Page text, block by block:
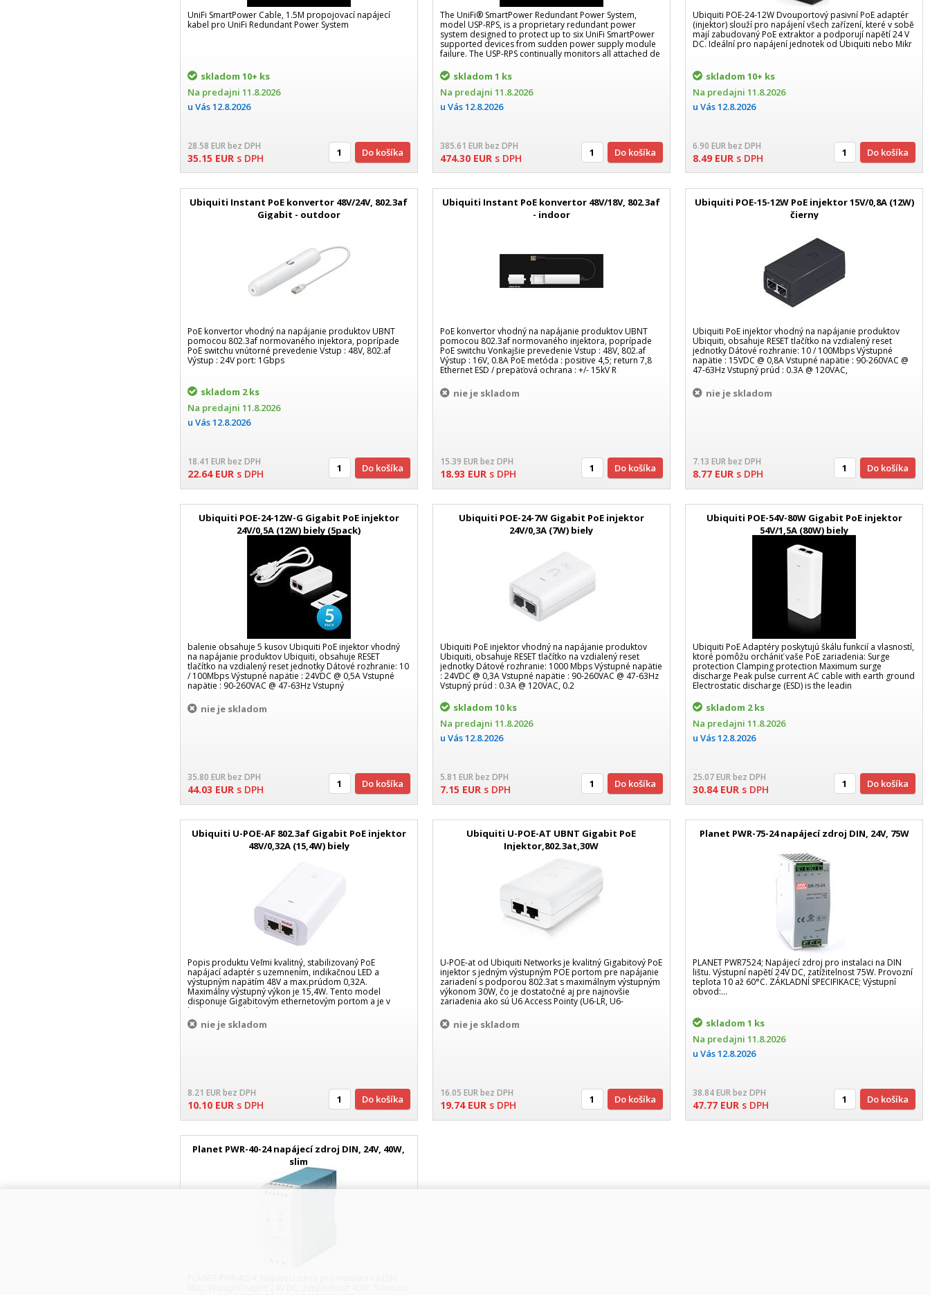
UniFi SmartPower Cable, 1.5M propojovací napájecí
kabel pro UniFi Redundant Power System
skladom 10+ ks
Na predajni 11.8.2026
u Vás12.8.2026
28.58 EURbez DPH
35.15 EUR s DPH Do košíka
The UniFi® SmartPower Redundant Power System,
model USP-RPS, is a proprietary redundant power
system designed to protect up to six UniFi SmartPower
supported devices from sudden power supply module
failure. The USP-RPS continually monitors all attached de
skladom 1 ks
Na predajni 11.8.2026
u Vás12.8.2026
385.61 EURbez DPH
474.30 EUR s DPH Do košíka
Ubiquiti POE-24-12W Dvouportový pasivní PoE adaptér
(injektor) slouží pro napájení všech zařízení, které v sobě
mají zabudovaný PoE extraktor a podporují napětí 24 V
DC. Ideální pro napájení jednotek od Ubiquiti nebo Mikr
skladom 10+ ks
Na predajni 11.8.2026
u Vás12.8.2026
6.90 EURbez DPH
8.49 EUR s DPH Do košíka
Ubiquiti Instant PoE konvertor 48V/24V, 802.3af
Gigabit - outdoor
PoE konvertor vhodný na napájanie produktov UBNT
pomocou 802.3af normovaného injektora, poprípade
PoE switchu vnútorné prevedenie Vstup : 48V, 802.af
Výstup : 24V port: 1Gbps
skladom 2 ks
Na predajni 11.8.2026
u Vás12.8.2026
18.41 EURbez DPH
22.64EUR s DPH Do košíka
Ubiquiti Instant PoE konvertor 48V/18V, 802.3af
- indoor
PoE konvertor vhodný na napájanie produktov UBNT
pomocou 802.3af normovaného injektora, poprípade
PoE switchu Vonkajšie prevedenie Vstup : 48V, 802.af
Výstup : 16V, 0.8A PoE metóda : positive 4,5; return 7,8
Ethernet ESD / prepäťová ochrana : +/- 15kV R
nie je skladom
15.39 EURbez DPH
18.93 EUR s DPH Do košíka
Ubiquiti POE-15-12W PoE injektor 15V/0,8A (12W)
čierny
Ubiquiti PoE injektor vhodný na napájanie produktov
Ubiquiti, obsahuje RESET tlačítko na vzdialený reset
jednotky Dátové rozhranie: 10 / 100Mbps Výstupné
napätie : 15VDC @ 0,8A Vstupné napätie : 90-260VAC @
47-63Hz Vstupný prúd : 0.3A @ 120VAC,
nie je skladom
7.13 EURbez DPH
8.77 EUR s DPH Do košíka
Ubiquiti POE-24-12W-G Gigabit PoE injektor
24V/0,5A (12W) biely (5pack)
balenie obsahuje 5 kusov Ubiquiti PoE injektor vhodný
na napájanie produktov Ubiquiti, obsahuje RESET
tlačítko na vzdialený reset jednotky Dátové rozhranie: 10
/ 100Mbps Výstupné napätie : 24VDC @ 0,5A Vstupné
napätie : 90-260VAC @ 47-63Hz Vstupný
nie je skladom
35.80 EURbez DPH
44.03 EUR s DPH Do košíka
Ubiquiti POE-24-7W Gigabit PoE injektor
24V/0,3A (7W) biely
Ubiquiti PoE injektor vhodný na napájanie produktov
Ubiquiti, obsahuje RESET tlačítko na vzdialený reset
jednotky Dátové rozhranie: 1000 Mbps Výstupné napätie
: 24VDC @ 0,3A Vstupné napätie : 90-260VAC @ 47-63Hz
Vstupný prúd : 0.3A @ 120VAC, 0.2
skladom 10 ks
Na predajni 11.8.2026
u Vás12.8.2026
5.81 EURbez DPH
7.15 EUR s DPH Do košíka
Ubiquiti POE-54V-80W Gigabit PoE injektor
54V/1,5A (80W) biely
Ubiquiti PoE Adaptéry poskytujú škálu funkcií a vlasností,
ktoré pomôžu orchániť vaše PoE zariadenia: Surge
protection Clamping protection Maximum surge
discharge Peak pulse current AC cable with earth ground
Electrostatic discharge (ESD) is the leadin
skladom 2 ks
Na predajni 11.8.2026
u Vás12.8.2026
25.07EURbez DPH
30.84EUR s DPH Do košíka
Ubiquiti U-POE-AF 802.3af Gigabit PoE injektor
48V/0,32A (15,4W) biely
Popis produktu Veľmi kvalitný, stabilizovaný PoE
napájací adaptér s uzemnením, indikačnou LED a
výstupným napätím 48V a max.prúdom 0,32A.
Maximálny výstupný výkon je 15,4W. Tento model
disponuje Gigabitovým ethernetovým portom a je v
bielom prevedení. Te
nie je skladom
8.21 EURbez DPH
10.10 EUR s DPH Do košíka
Ubiquiti U-POE-AT UBNT Gigabit PoE
Injektor,802.3at,30W
U-POE-at od Ubiquiti Networks je kvalitný Gigabitový PoE
injektor s jedným výstupným POE portom pre napájanie
zariadení s podporou 802.3at s maximálnym výstupným
výkonom 30W, čo je dostatočné aj pre najnovšie
zariadenia ako sú U6 Access Pointy (U6-LR, U6-
nie je skladom
16.05 EURbez DPH
19.74EUR s DPH Do košíka
Planet PWR-75-24 napájecí zdroj DIN, 24V, 75W
PLANET PWR7524; Napájecí zdroj pro instalaci na DIN
lištu. Výstupní napětí 24V DC, zatížitelnost 75W. Provozní
teplota 10 až 60°C. ZÁKLADNÍ SPECIFIKACE; Výstupní
obvod:...
skladom 1 ks
Na predajni 11.8.2026
u Vás12.8.2026
38.84EURbez DPH
47.77 EUR s DPH Do košíka
Planet PWR-40-24 napájecí zdroj DIN, 24V, 40W,
slim